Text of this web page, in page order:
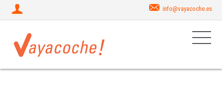
info@vayacoche.es